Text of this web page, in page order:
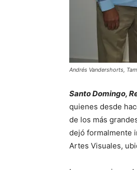
Andrés Vandershorts,
Santo Domingo,
quienes desde
de los más
dejó formalmente
Artes Visuales,